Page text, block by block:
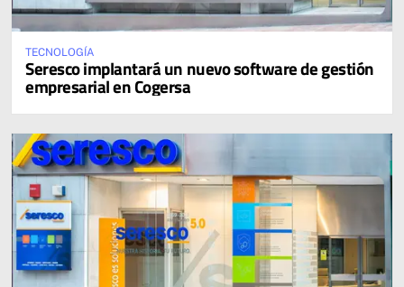
TECNOLOGÍA
Seresco implantará un nuevo software de gestión
empresarial en Cogersa